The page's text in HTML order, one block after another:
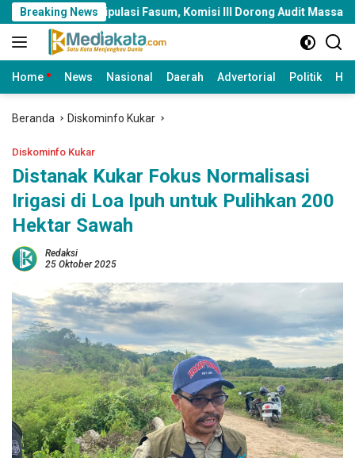
Langsung
ke
konten
Breaking News
Fasum, Komisi III Dorong Audit Massal dan Percepatan
Home News Nasional Daerah Advertorial Politik
Beranda Diskominfo Kukar
Diskominfo Kukar
Distanak Kukar Fokus Normalisasi
Irigasi di Loa Ipuh untuk Pulihkan 200
Hektar Sawah
Redaksi
25 Oktober 2025